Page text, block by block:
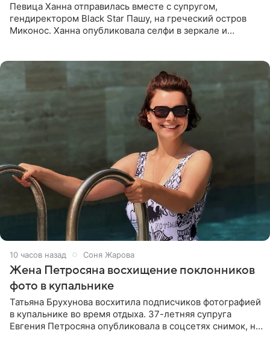
Певица Ханна отправилась вместе с супругом,
гендиректором Black Star Пашу, на греческий остров
Миконос. Ханна опубликовала селфи в зеркале и
10 часов назад Соня Жарова
Жена Петросяна восхищение поклонников
фото в купальнике
Татьяна Брухунова восхитила подписчиков фотографией
в купальнике во время отдыха. 37-летняя супруга
Евгения Петросяна опубликовала в соцсетях снимок, на